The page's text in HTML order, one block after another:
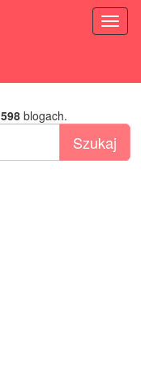
598blogach.